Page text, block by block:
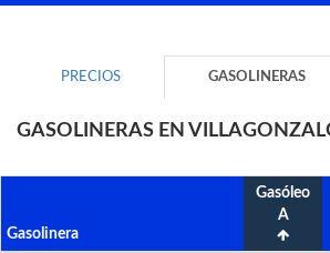
PRECIOS GASOLINERAS
GASOLINERAS EN
Gasolinera
Gasóleo
A